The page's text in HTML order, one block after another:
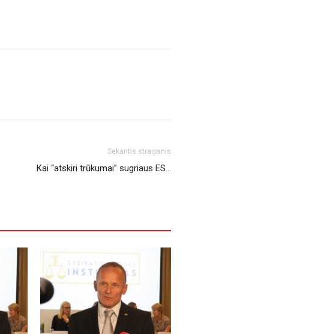
Sekantis straipsnis
Kai “atskiri trūkumai” sugriaus ES…